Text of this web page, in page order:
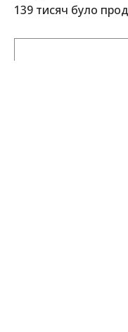
139 тисяч було